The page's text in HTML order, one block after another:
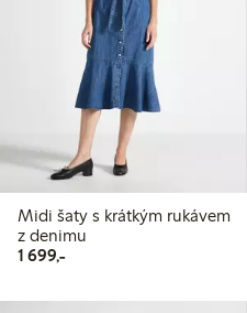
Midi šaty s krátkým rukávem
z denimu
1 699,-1 699,00 Kč